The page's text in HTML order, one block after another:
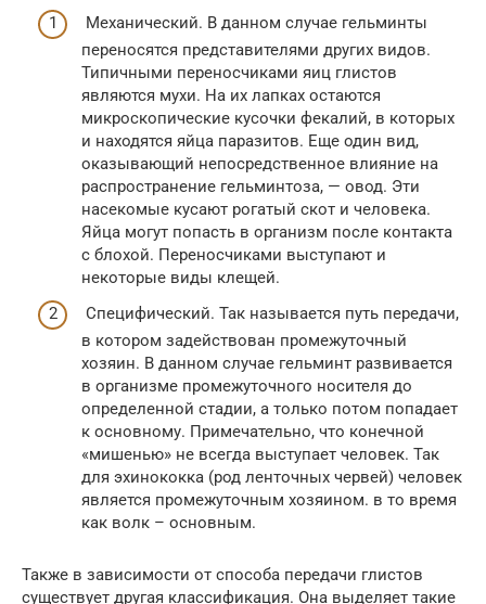
Механический. В данном случае гельминты
переносятся представителями других видов.
Типичными переносчиками яиц глистов
являются мухи. На их лапках остаются
микроскопические кусочки фекалий, в которых
и находятся яйца паразитов. Еще один вид,
оказывающий непосредственное влияние на
распространение гельминтоза, — овод. Эти
насекомые кусают рогатый скот и человека.
Яйца могут попасть в организм после контакта
с блохой. Переносчиками выступают и
некоторые виды клещей.
Специфический. Так называется путь передачи,
в котором задействован промежуточный
хозяин. В данном случае гельминт развивается
в организме промежуточного носителя до
определенной стадии, а только потом попадает
к основному. Примечательно, что конечной
«мишенью» не всегда выступает человек. Так
для эхинококка (род ленточных червей) человек
является промежуточным хозяином. в то время
как волк – основным.
Также в зависимости от способа передачи глистов
существует другая классификация. Она выделяет такие